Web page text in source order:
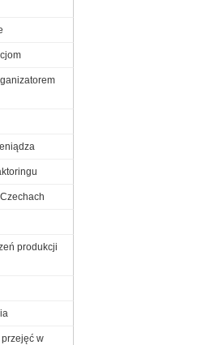
produkcji
w